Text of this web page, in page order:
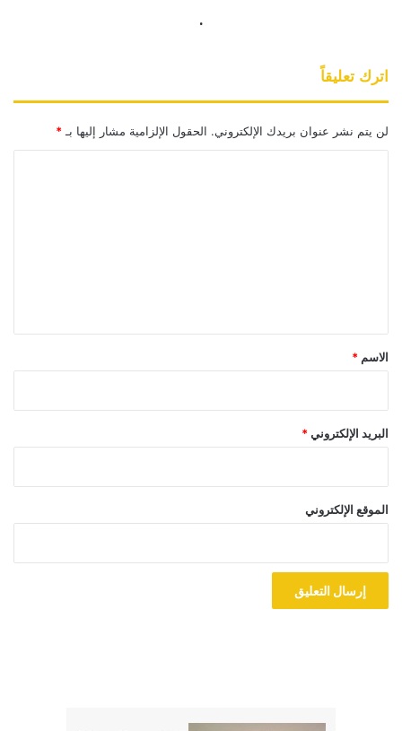
.
اترك تعليقاً
لن يتم نشر عنوان بريدك الإلكتروني. الحقول الإلزامية مشار إليها بـ *
*
الاسم *
البريد الإلكتروني *
الموقع الإلكتروني